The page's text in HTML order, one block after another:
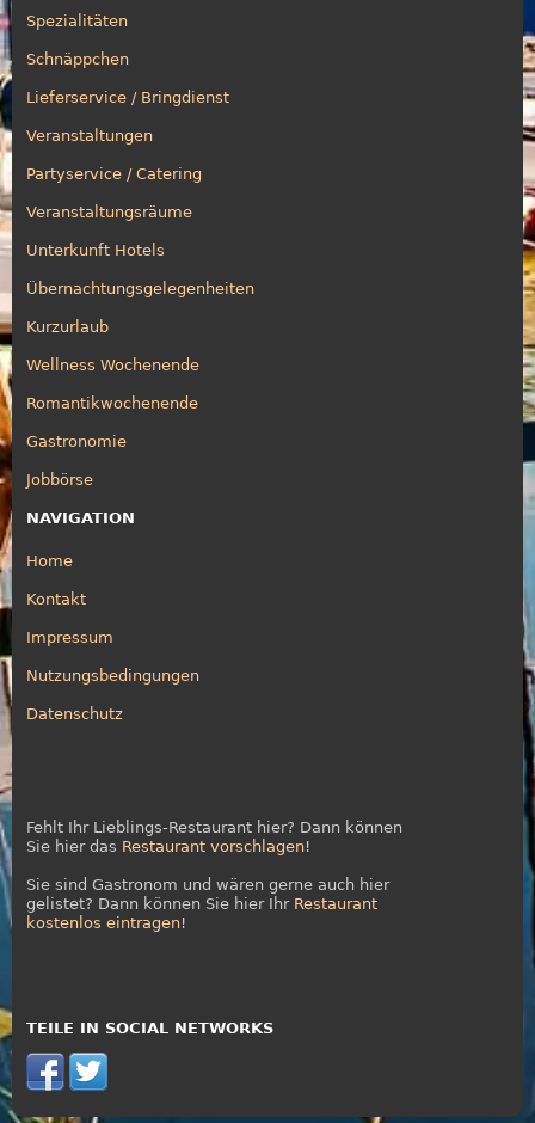
Spezialitäten
Schnäppchen
Lieferservice / Bringdienst
Veranstaltungen
Partyservice / Catering
Veranstaltungsräume
Unterkunft Hotels
Übernachtungsgelegenheiten
Kurzurlaub
Wellness Wochenende
Romantikwochenende
Gastronomie
Jobbörse
NAVIGATION
Home
Kontakt
Impressum
Nutzungsbedingungen
Datenschutz
Fehlt Ihr Lieblings-Restaurant hier? Dann können
Sie hier das Restaurant vorschlagen!
Sie sind Gastronom und wären gerne auch hier
gelistet? Dann können Sie hier Ihr Restaurant
kostenlos eintragen!
TEILE IN SOCIAL NETWORKS